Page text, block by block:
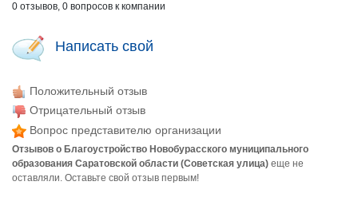
0 отзывов, 0 вопросов к компании
Написать свой
Положительный отзыв
Отрицательный отзыв
Вопрос представителю организации
Отзывов о Благоустройство Новобурасского муниципального
образования Саратовской области (Советская улица) еще не
оставляли. Оставьте свой отзыв первым!